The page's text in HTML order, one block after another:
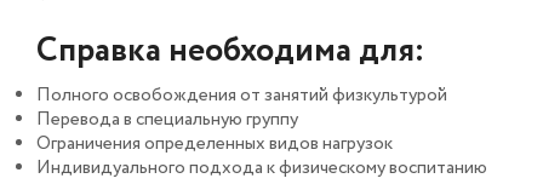
Справка необходима для:
Полного освобождения от занятий физкультурой
Перевода в специальную группу
Ограничения определенных видов нагрузок
Индивидуального подхода к физическому воспитанию